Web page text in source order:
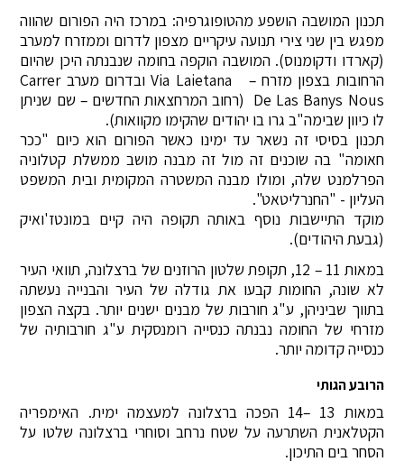
תכנון המושבה הושפע מהטופוגרפיה: במרכז היה הפורום שהווה
מפגש בין שני צירי תנועה עיקריים מצפון לדרום וממזרח למערב
(קארדו ודקומנוס). המושבה הוקפה בחומה שנבנתה היכן שהיום
הרחובות בצפון מזרח – Via Laietana ובדרום מערב Carrer
De Las Banys Nous (רחוב המרחצאות החדשים – שם שניתן
לו כיוון שבימה"ב גרו בו יהודים שהקימו מקוואות).
תכנון בסיסי זה נשאר עד ימינו כאשר הפורום הוא כיום "ככר
חאומה" בה שוכנים זה מול זה מבנה מושב ממשלת קטלוניה
הפרלמנט שלה, ומולו מבנה המשטרה המקומית ובית המשפט
העליון - "החנרליטאט".
מוקד התיישבות נוסף באותה תקופה היה קיים במונטז'ואיק
(גבעת היהודים).
במאות 11 – 12, תקופת שלטון הרוזנים של ברצלונה, תוואי העיר
לא שונה, החומות קבעו את גודלה של העיר והבנייה נעשתה
בתווך שביניהן, ע"ג חורבות של מבנים ישנים יותר. בקצה הצפון
מזרחי של החומה נבנתה כנסייה רומנסקית ע"ג חורבותיה של
כנסייה קדומה יותר.
הרובע הגותי
במאות 13 –14 הפכה ברצלונה למעצמה ימית. האימפריה
הקטלאנית השתרעה על שטח נרחב וסוחרי ברצלונה שלטו על
הסחר בים התיכון.